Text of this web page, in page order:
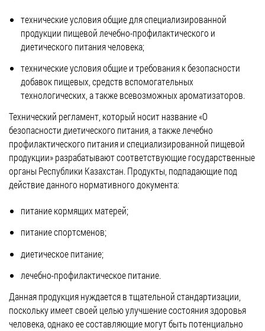
технические условия общие для специализированной
продукции пищевой лечебно-профилактического и
диетического питания человека;
технические условия общие и требования к безопасности
добавок пищевых, средств вспомогательных
технологических, а также всевозможных ароматизаторов.
Технический регламент, который носит название «О
безопасности диетического питания, а также лечебно
профилактического питания и специализированной пищевой
продукции» разрабатывают соответствующие государственные
органы Республики Казахстан. Продукты, подпадающие под
действие данного нормативного документа:
питание кормящих матерей;
питание спортсменов;
диетическое питание;
лечебно-профилактическое питание.
Данная продукция нуждается в тщательной стандартизации,
поскольку имеет своей целью улучшение состояния здоровья
человека, однако ее составляющие могут быть потенциально